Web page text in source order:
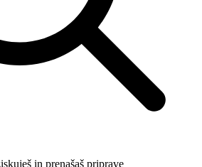
in prenašaš priprave